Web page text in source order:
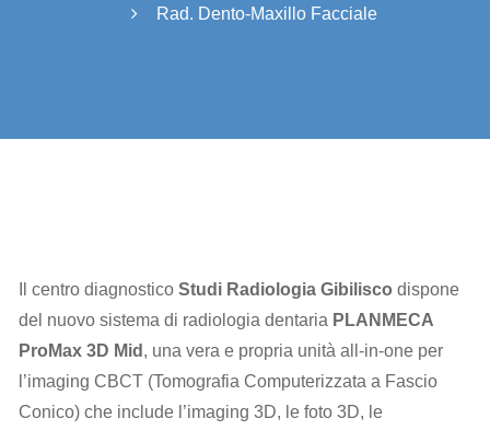
Rad. Dento-Maxillo Facciale
Il centro diagnosticoStudi Radiologia Gibilisco dispone
del nuovo sistema di radiologia dentaria PLANMECA
ProMax 3D Mid , una vera e propria unità all-in-one per
l’imaging CBCT (Tomografia Computerizzata a Fascio
Conico) che include l’imaging 3D, le foto 3D, le